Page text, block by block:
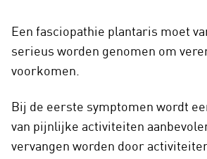
Een fasciopathie plantaris moet
serieus worden genomen om
voorkomen.
Bij de eerste symptomen wordt
van pijnlijke activiteiten
vervangen worden door